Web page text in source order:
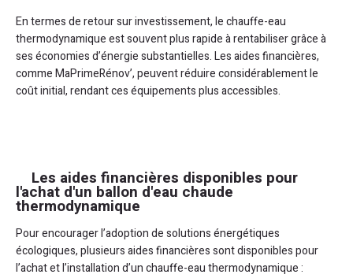
En termes de retour sur investissement, le chauffe-eau
thermodynamique est souvent plus rapide à rentabiliser grâce à
ses économies d’énergie substantielles. Les aides financières,
comme MaPrimeRénov’, peuvent réduire considérablement le
coût initial, rendant ces équipements plus accessibles.
Les aides financières disponibles pour
l'achat d'un ballon d'eau chaude
thermodynamique
Pour encourager l’adoption de solutions énergétiques
écologiques, plusieurs aides financières sont disponibles pour
l’achat et l’installation d’un chauffe-eau thermodynamique :